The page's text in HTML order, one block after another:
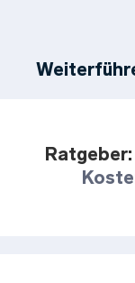
Ratgeber: